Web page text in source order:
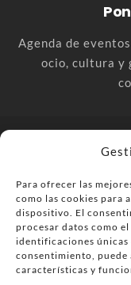
Para ofrecer las
como las cookies para
dispositivo. El
procesar datos como
identificaciones
consentimiento, puede
características y
Agenda de
ocio, cultura y
Anúnciate
Envía tu negocio